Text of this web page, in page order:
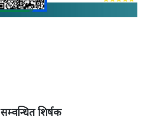
सम्वन्धित शिर्षक